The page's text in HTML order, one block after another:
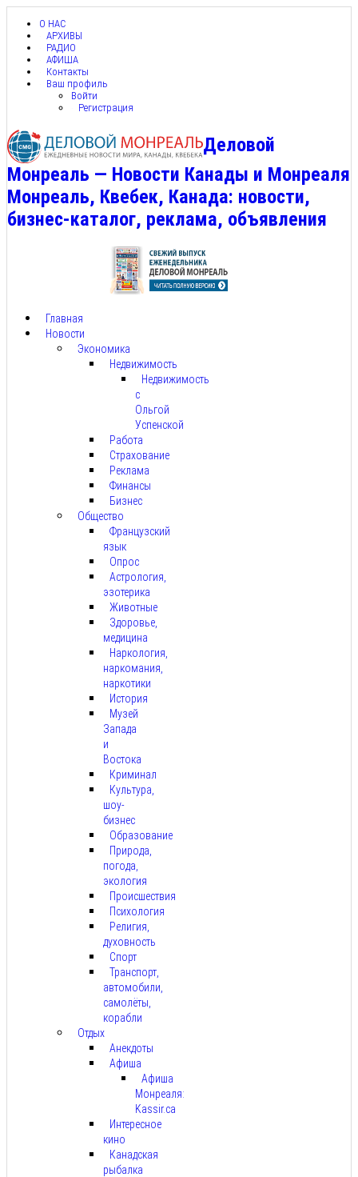
О НАС
АРХИВЫ
РАДИО
АФИША
Контакты
Ваш профиль
Войти
Регистрация
Деловой
Монреаль — Новости Канады и Монреаля
Монреаль, Квебек, Канада: новости,
бизнес-каталог, реклама, объявления
Главная
Новости
Экономика
Недвижимость
Недвижимость
с
Ольгой
Успенской
Работа
Страхование
Реклама
Финансы
Бизнес
Общество
Французский
язык
Опрос
Астрология,
эзотерика
Животные
Здоровье,
медицина
Наркология,
наркомания,
наркотики
История
Музей
Запада
и
Востока
Криминал
Культура,
шоу-
бизнес
Образование
Природа,
погода,
экология
Происшествия
Психология
Религия,
духовность
Спорт
Транспорт,
автомобили,
самолёты,
корабли
Отдых
Анекдоты
Афиша
Афиша
Монреаля:
Kassir.ca
Интересное
кино
Канадская
рыбалка